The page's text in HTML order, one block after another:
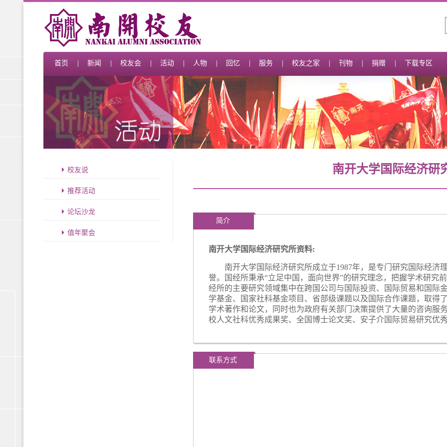
首页 新闻 校友会 活动 人物 回忆 服务 校友之家 刊物 捐赠 下载专区
校友说
推荐活动
论坛沙龙
值年聚会
南开大学国际经济研
简介
南开大学国际经济研究所资料:
南开大学国际经济研究所成立于1987年，是专门研究国际经济
誉。国经所秉承“立足中国，面向世界”的研究理念，把握学术研究
经所的主要研究领域集中在跨国公司与国际投资、国际贸易和国际
学基金、国家社科基金项目、省部级课题以及国际合作课题，取得
学术著作和论文，同时也为政府有关部门决策提供了大量的咨询服
校人文社科优秀成果奖、全国博士论文奖、安子介国际贸易研究优
联系方式